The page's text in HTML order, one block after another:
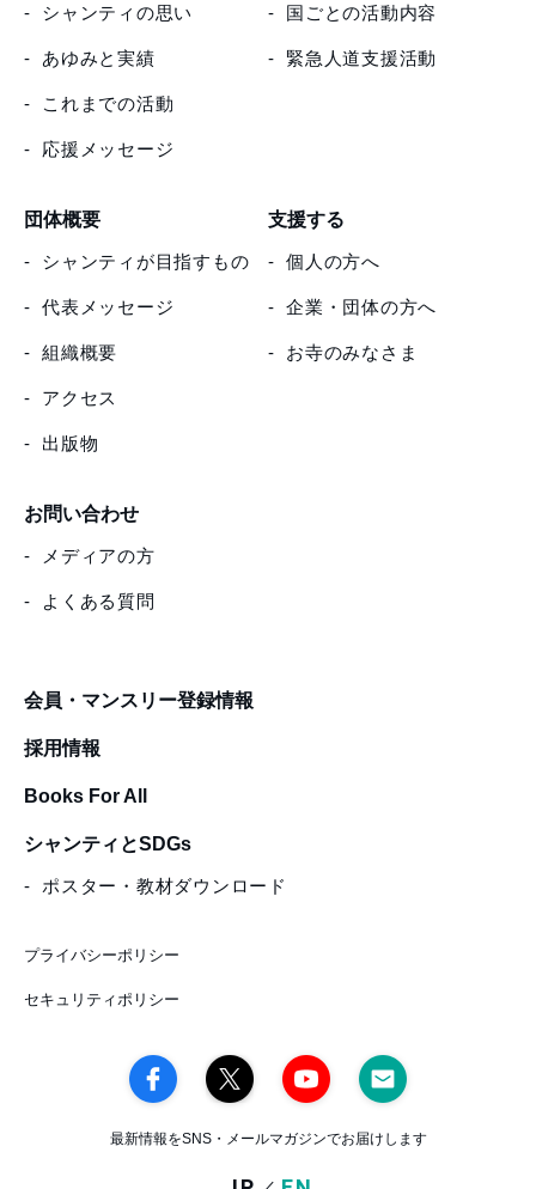
シャンティの思い
あゆみと実績
これまでの活動
応援メッセージ
国ごとの活動内容
緊急人道支援活動
団体概要
シャンティが目指すもの
代表メッセージ
組織概要
アクセス
出版物
支援する
個人の方へ
企業・団体の方へ
お寺のみなさま
お問い合わせ
メディアの方
よくある質問
会員・マンスリー登録情報
採用情報
Books For All
シャンティとSDGs
ポスター・教材ダウンロード
プライバシーポリシー
セキュリティポリシー
最新情報をSNS・メールマガジンでお届けします